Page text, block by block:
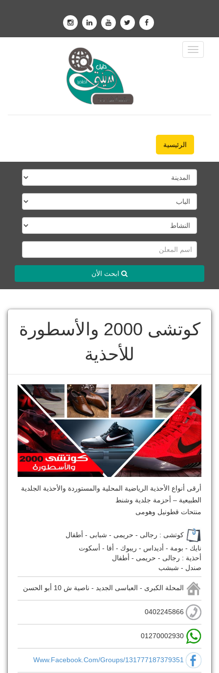
Toggle
Navigation
الرئيسية
ابحث الأن
كوتشى 2000 والأسطورة
للأحذية
أرقى أنواع الأحذية الرياضية المحلية والمستوردة والأحذية الجلدية
الطبيعية – أحزمة جلدية وشنط
منتحات قطونيل وهومى
كوتشى : رجالى - حريمى - شبابى - أطفال
نايك - بومة - أديداس - ريبوك - أفا - أسكوت
أحذية : رجالى - حريمى - أطفال
صندل - شبشب
المحلة الكبرى - العباسى الجديد - ناصية ش 10 أبو الحسن
Www.facebook.com/groups/131777187379351